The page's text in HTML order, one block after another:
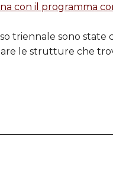
con il programma
triennale sono
le strutture che